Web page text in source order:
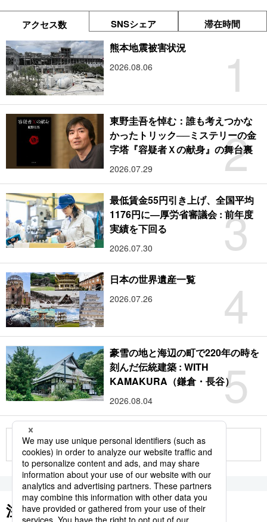
アクセス数 SNSシェア 滞在時間
1
熊本地震被害状況
2026.08.06
2
東野圭吾を悼む：誰も考えつかな
かったトリック──ミステリーの金
字塔『容疑者Ｘの献身』の舞台裏
2026.07.29
3
最低賃金55円引き上げ、全国平均
1176円に―厚労省審議会 : 前年度
実績を下回る
2026.07.30
4
日本の世界遺産一覧
2026.07.26
5
豪雪の地と海辺の町で220年の時を
刻んだ伝統建築 : WITH
KAMAKURA（鎌倉・長谷）
2026.08.04
もっと見る
注目のキーワード